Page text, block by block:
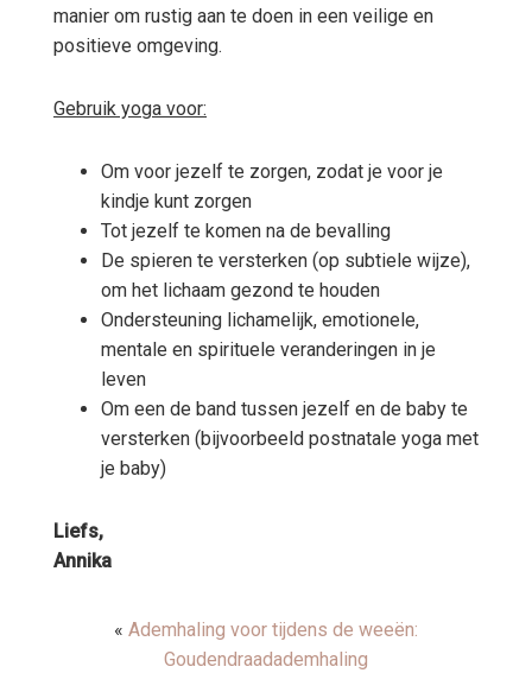
manier om rustig aan te doen in een veilige en
positieve omgeving.
Gebruik yoga voor:
Om voor jezelf te zorgen, zodat je voor je
kindje kunt zorgen
Tot jezelf te komen na de bevalling
De spieren te versterken (op subtiele wijze),
om het lichaam gezond te houden
Ondersteuning lichamelijk, emotionele,
mentale en spirituele veranderingen in je
leven
Om een de band tussen jezelf en de baby te
versterken (bijvoorbeeld postnatale yoga met
je baby)
Liefs,
Annika
« Ademhaling voor tijdens de weeën:
Goudendraadademhaling